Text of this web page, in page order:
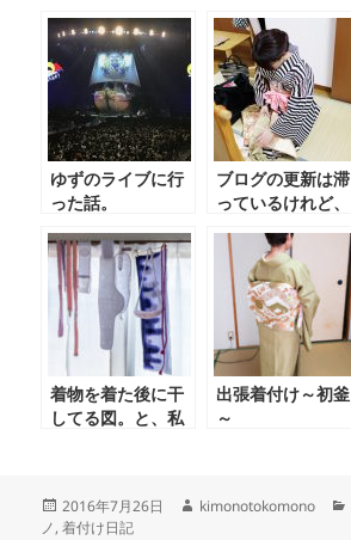
ゆずのライブに行
った話。
ブログの更新は滞
っているけれど、
して開いておりま
す。
着物を着た後に干
してる図。と、私
出張着付け～初釜
～
投
稿
2016年7月26日
作
kimonotokomono
ノ,着付け日記